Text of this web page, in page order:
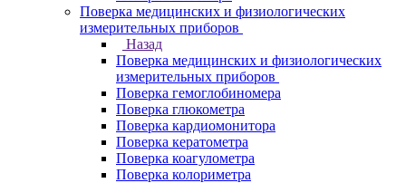
Поверка медицинских и физиологических
измерительных приборов
Назад
Поверка медицинских и физиологических
измерительных приборов
Поверка гемоглобиномера
Поверка глюкометра
Поверка кардиомонитора
Поверка кератометра
Поверка коагулометра
Поверка колориметра